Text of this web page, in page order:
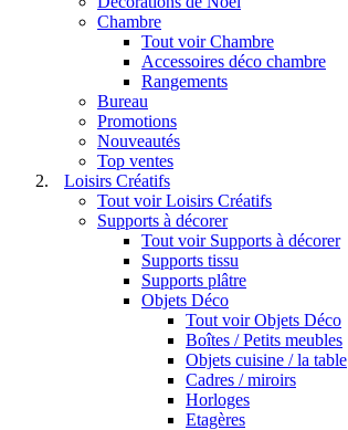
Chambre
Tout voir Chambre
Accessoires déco chambre
Rangements
Bureau
Promotions
Nouveautés
Top ventes
Loisirs Créatifs
Tout voir Loisirs Créatifs
Supports à décorer
Tout voir Supports à décorer
Supports tissu
Supports plâtre
Objets Déco
Tout voir Objets Déco
Boîtes / Petits meubles
Objets cuisine / la table
Cadres / miroirs
Horloges
Etagères